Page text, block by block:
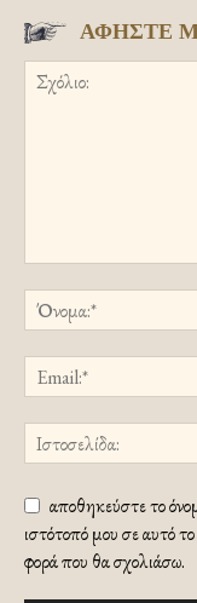
ΑΦΗΣΤΕ
αποθηκεύστε το
ιστότοπό μου σε αυτό
φορά που θα σχολιάσω.